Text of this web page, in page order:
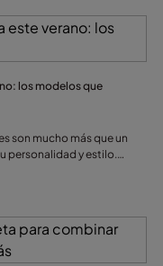
para que tu accesorio
de tu outfit.
los modelos que
son mucho más que un
personalidad y estilo.
marca la diferencia. Si
colección.